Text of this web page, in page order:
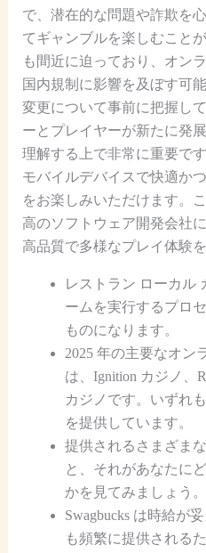
で、潜在的な問題や詐欺を
てギャンブルを楽しむこと
も間近に迫っており、オン
国内規制に影響を及ぼす可
変更について事前に把握し
ーとプレイヤーが新たに発
理解する上で非常に重要で
モバイルデバイスで快適か
をお楽しみいただけます。
高のソフトウェア開発会社
高品質で多様なプレイ体験を
レストラン ローカル
ームを実行するプロ
ものになります。
2025 年の主要なオン
は、Ignition カジノ、
カジノです。いずれ
を提供しています。
提供されるさまざま
と、それがあなたに
かを見てみましょう。
Swagbucks は時給が
も頻繁に提供される